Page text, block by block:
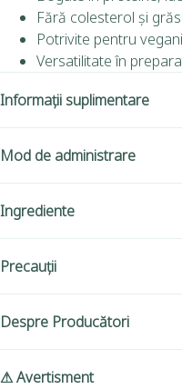
Fără colesterol și
Potrivite pentru
Versatilitate în
Informații suplimentare
Mod de administrare
Ingrediente
Precauții
Despre Producători
⚠ Avertisment